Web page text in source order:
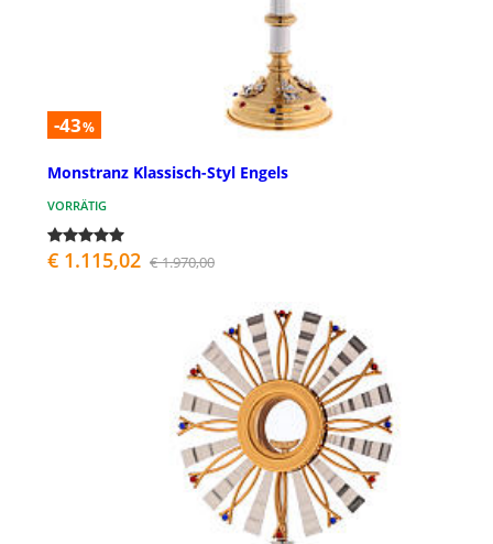
-43%
Monstranz Klassisch-Styl Engels
VORRÄTIG
€ 1.115,02 € 1.970,00